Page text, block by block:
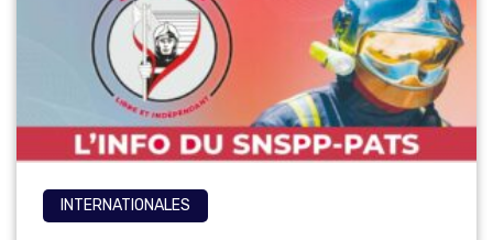
INTERNATIONALES